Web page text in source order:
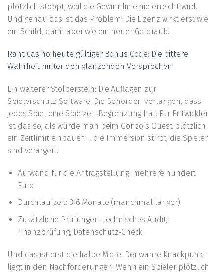
plötzlich stoppt, weil die Gewinnlinie nie erreicht wird.
Und genau das ist das Problem: Die Lizenz wirkt erst wie
ein Schild, dann aber wie ein neuer Geldraub.
Rant Casino heute gültiger Bonus Code: Die bittere
Wahrheit hinter den glänzenden Versprechen
Ein weiterer Stolperstein: Die Auflagen zur
Spielerschutz‑Software. Die Behörden verlangen, dass
jedes Spiel eine Spielzeit‑Begrenzung hat. Für Entwickler
ist das so, als würde man beim Gonzo’s Quest plötzlich
ein Zeitlimit einbauen – die Immersion stirbt, die Spieler
sind verärgert.
Aufwand für die Antragstellung: mehrere hundert
Euro
Durchlaufzeit: 3‑6 Monate (manchmal länger)
Zusätzliche Prüfungen: technisches Audit,
Finanzprüfung, Datenschutz‑Check
Und das ist erst die halbe Miete. Der wahre Knackpunkt
liegt in den Nachforderungen. Wenn ein Spieler plötzlich